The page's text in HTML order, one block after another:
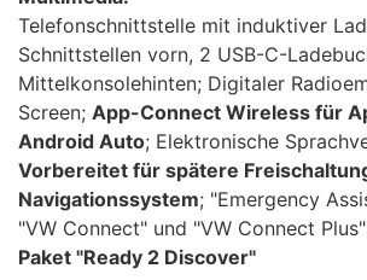
Telefonschnittstelle mit induktiver
Schnittstellen vorn, 2 USB-C-
Mittelkonsolehinten; Digitaler
Screen; App-Connect Wireless für
Android Auto; Elektronische
Vorbereitet für spätere
Navigationssystem; "Emergency
"VW Connect" und "VW Connect
Paket "Ready 2 Discover"